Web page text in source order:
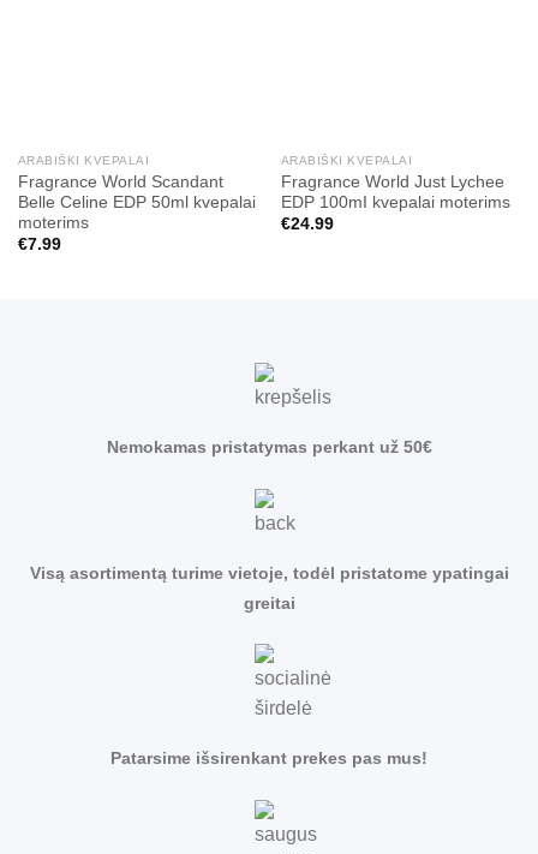
ARABIŠKI KVEPALAI
Fragrance World Scandant
Belle Celine EDP 50ml kvepalai
moterims
€7.99
ARABIŠKI KVEPALAI
Fragrance World Just Lychee
EDP 100mI kvepalai moterims
€24.99
Nemokamas pristatymas perkant už 50€
Visą asortimentą turime vietoje, todėl pristatome ypatingai
greitai
Patarsime išsirenkant prekes pas mus!